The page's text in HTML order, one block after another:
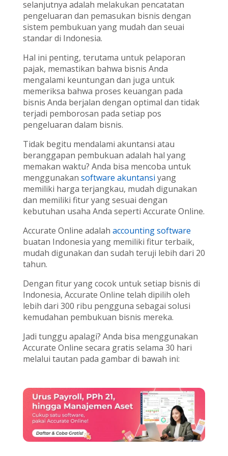
selanjutnya adalah melakukan pencatatan
pengeluaran dan pemasukan bisnis dengan
sistem pembukuan yang mudah dan seuai
standar di Indonesia.
Hal ini penting, terutama untuk pelaporan
pajak, memastikan bahwa bisnis Anda
mengalami keuntungan dan juga untuk
memeriksa bahwa proses keuangan pada
bisnis Anda berjalan dengan optimal dan tidak
terjadi pemborosan pada setiap pos
pengeluaran dalam bisnis.
Tidak begitu mendalami akuntansi atau
beranggapan pembukuan adalah hal yang
memakan waktu? Anda bisa mencoba untuk
menggunakan software akuntansi yang
memiliki harga terjangkau, mudah digunakan
dan memiliki fitur yang sesuai dengan
kebutuhan usaha Anda seperti Accurate Online.
Accurate Online adalah accounting software
buatan Indonesia yang memiliki fitur terbaik,
mudah digunakan dan sudah teruji lebih dari 20
tahun.
Dengan fitur yang cocok untuk setiap bisnis di
Indonesia, Accurate Online telah dipilih oleh
lebih dari 300 ribu pengguna sebagai solusi
kemudahan pembukuan bisnis mereka.
Jadi tunggu apalagi? Anda bisa menggunakan
Accurate Online secara gratis selama 30 hari
melalui tautan pada gambar di bawah ini: